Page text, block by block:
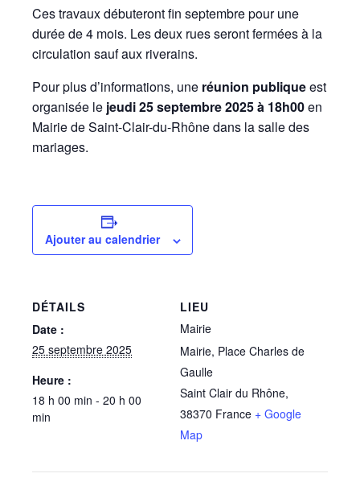
Ces travaux débuteront fin septembre pour une
durée de 4 mois. Les deux rues seront fermées à la
circulation sauf aux riverains.
Pour plus d’informations, une réunion publiqueest
organisée le jeudi 25 septembre 2025 à 18h00en
Mairie de Saint-Clair-du-Rhône dans la salle des
mariages.
Ajouter au calendrier
DÉTAILS
Date :
25 septembre 2025
Heure :
18 h 00 min - 20 h 00
min
LIEU
Mairie
Mairie, Place Charles de
Gaulle
Saint Clair du Rhône,
38370 France + Google
Map